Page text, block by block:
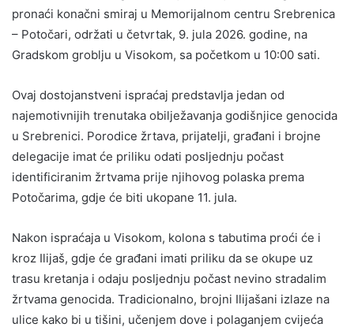
pronaći konačni smiraj u Memorijalnom centru Srebrenica
– Potočari, održati u četvrtak, 9. jula 2026. godine, na
Gradskom groblju u Visokom, sa početkom u 10:00 sati.
Ovaj dostojanstveni ispraćaj predstavlja jedan od
najemotivnijih trenutaka obilježavanja godišnjice genocida
u Srebrenici. Porodice žrtava, prijatelji, građani i brojne
delegacije imat će priliku odati posljednju počast
identificiranim žrtvama prije njihovog polaska prema
Potočarima, gdje će biti ukopane 11. jula.
Nakon ispraćaja u Visokom, kolona s tabutima proći će i
kroz Ilijaš, gdje će građani imati priliku da se okupe uz
trasu kretanja i odaju posljednju počast nevino stradalim
žrtvama genocida. Tradicionalno, brojni Ilijašani izlaze na
ulice kako bi u tišini, učenjem dove i polaganjem cvijeća